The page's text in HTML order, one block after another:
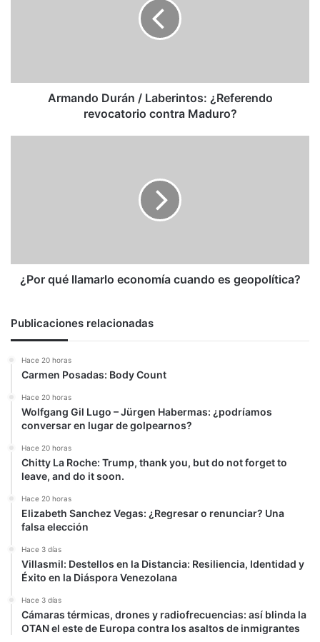
Armando Durán / Laberintos: ¿Referendo
revocatorio contra Maduro?
¿Por qué llamarlo economía cuando es geopolítica?
Publicaciones relacionadas
Hace 20 horas
Carmen Posadas: Body Count
Hace 20 horas
Wolfgang Gil Lugo – Jürgen Habermas: ¿podríamos
conversar en lugar de golpearnos?
Hace 20 horas
Chitty La Roche: Trump, thank you, but do not forget to
leave, and do it soon.
Hace 20 horas
Elizabeth Sanchez Vegas: ¿Regresar o renunciar? Una
falsa elección
Hace 3 días
Villasmil: Destellos en la Distancia: Resiliencia, Identidad y
Éxito en la Diáspora Venezolana
Hace 3 días
Cámaras térmicas, drones y radiofrecuencias: así blinda la
OTAN el este de Europa contra los asaltos de inmigrantes